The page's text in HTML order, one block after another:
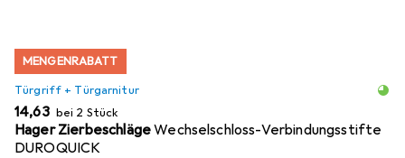
MENGENRABATT
Türgriff + Türgarnitur
EUR
14,63 bei 2 Stück
Hager ZierbeschlägeWechselschloss-Verbindungsstifte
DUROQUICK